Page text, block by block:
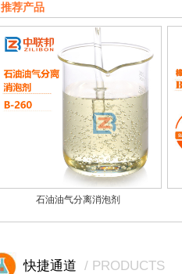
推荐产品
石油油气分离消泡剂
快捷通道 / PRODUCTS